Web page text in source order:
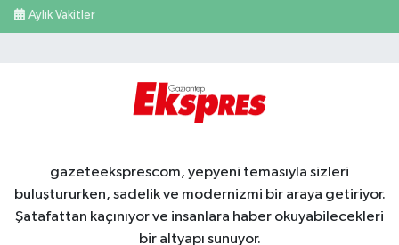
Aylık Vakitler
gazeteeksprescom, yepyeni temasıyla sizleri
buluştururken, sadelik ve modernizmi bir araya getiriyor.
Şatafattan kaçınıyor ve insanlara haber okuyabilecekleri
bir altyapı sunuyor.